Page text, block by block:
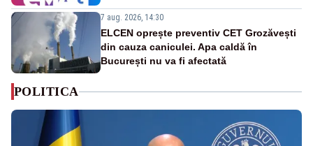
7 aug. 2026, 14:30
ELCEN oprește preventiv CET Grozăvești
din cauza caniculei. Apa caldă în
București nu va fi afectată
POLITICA